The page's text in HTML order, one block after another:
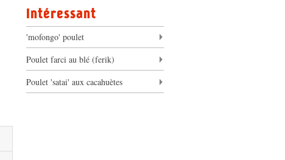
Intéressant
'mofongo' poulet
Poulet farci au blé (ferik)
Poulet 'satai' aux cacahuètes